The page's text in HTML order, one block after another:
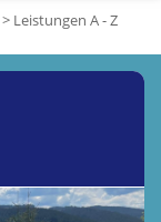
> Leistungen A - Z